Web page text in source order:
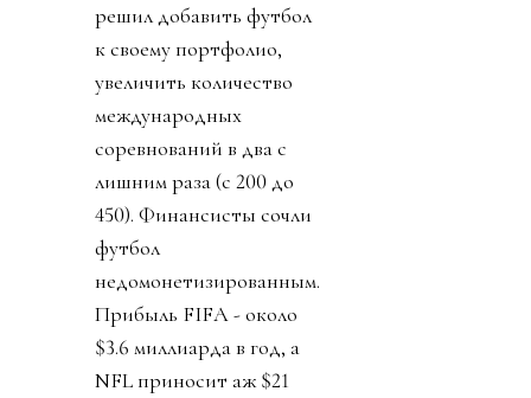
решил добавить футбол
к своему портфолио,
увеличить количество
международных
соревнований в два с
лишним раза (с 200 до
450). Финансисты сочли
футбол
недомонетизированным.
Прибыль FIFA - около
$3.6 миллиарда в год, а
NFL приносит аж $21